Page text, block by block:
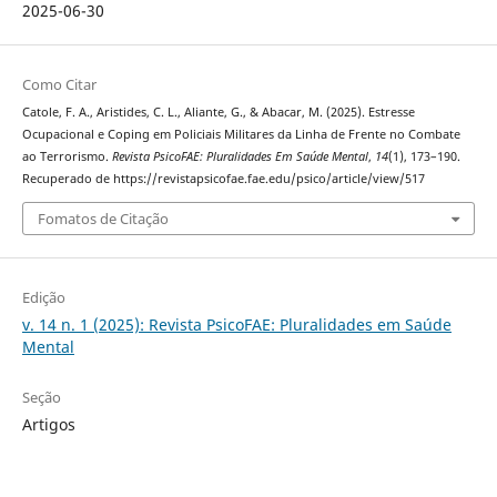
2025-06-30
Como Citar
Catole, F. A., Aristides, C. L., Aliante, G., & Abacar, M. (2025). Estresse
Ocupacional e Coping em Policiais Militares da Linha de Frente no Combate
ao Terrorismo. Revista PsicoFAE: Pluralidades Em Saúde Mental, 14(1), 173–190.
Recuperado de https://revistapsicofae.fae.edu/psico/article/view/517
Fomatos de Citação
Edição
v. 14 n. 1 (2025): Revista PsicoFAE: Pluralidades em Saúde
Mental
Seção
Artigos